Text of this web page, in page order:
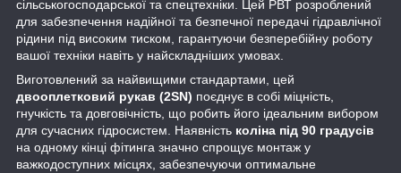
сільськогосподарської та спецтехніки. Цей РВТ розроблений
для забезпечення надійної та безпечної передачі гідравлічної
рідини під високим тиском, гарантуючи безперебійну роботу
вашої техніки навіть у найскладніших умовах.
Виготовлений за найвищими стандартами, цей
двооплетковий рукав (2SN) поєднує в собі міцність,
гнучкість та довговічність, що робить його ідеальним вибором
для сучасних гідросистем. Наявність коліна під 90 градусів
на одному кінці фітинга значно спрощує монтаж у
важкодоступних місцях, забезпечуючи оптимальне